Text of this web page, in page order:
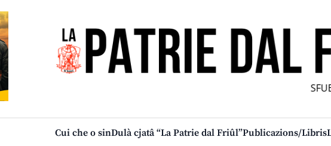
SFUEI
Cui che o sinDulà cjatâ “La Patrie dal Friûl”Publicazions/Libris